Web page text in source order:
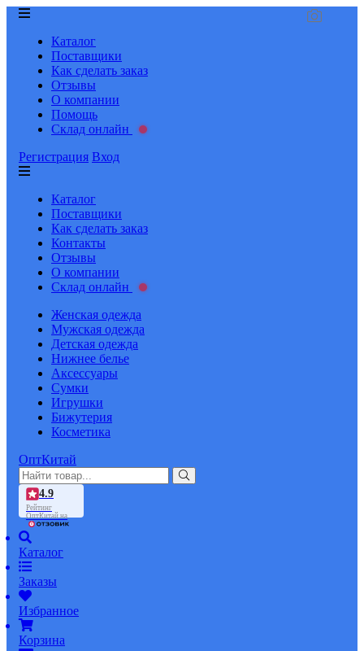
Каталог
Поставщики
Как сделать заказ
Отзывы
О компании
Помощь
Склад онлайн
Регистрация Вход
Каталог
Поставщики
Как сделать заказ
Контакты
Отзывы
О компании
Склад онлайн
Женская одежда
Мужская одежда
Детская одежда
Нижнее белье
Аксессуары
Сумки
Игрушки
Бижутерия
Косметика
ОптКитай
4.9
Рейтинг
ОптКитай на
Каталог
Заказы
Избранное
Корзина